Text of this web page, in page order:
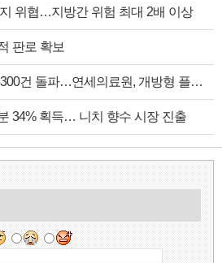
위협…지방간 위험 최대 2배 이상
판로 확보
돌파…연세의료원, 개방형 플랫폼 성과 공개
34% 획득… 니치 향수 시장 진출